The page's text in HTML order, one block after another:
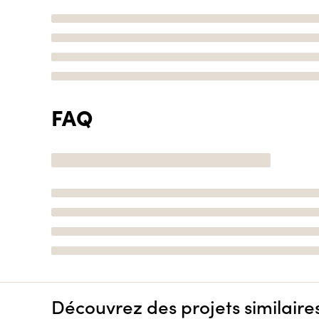
FAQ
Découvrez des projets